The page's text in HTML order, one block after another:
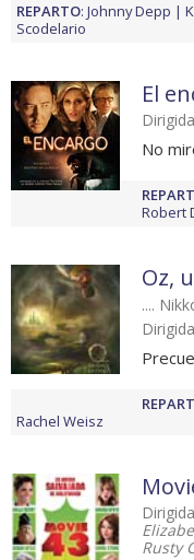
REPARTO: Johnny Depp
Scodelario
El
No
Robert
Oz,
....
Rachel Weisz
Rusty